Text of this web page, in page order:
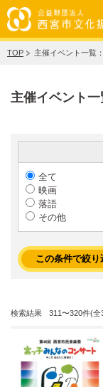
TOP 主催イベント一覧
主催イベント
全て
映画
落語
その他
検索結果 311〜320件(全